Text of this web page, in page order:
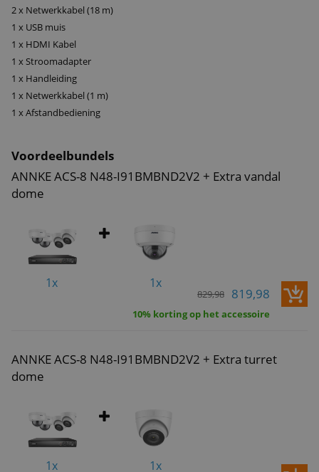
2 x Netwerkkabel (18 m)
1 x USB muis
1 x HDMI Kabel
1 x Stroomadapter
1 x Handleiding
1 x Netwerkkabel (1 m)
1 x Afstandbediening
Voordeelbundels
ANNKE ACS-8 N48-I91BMBND2V2 + Extra vandal
dome
1x 1x
819,98
829,98
10% korting op het accessoire
ANNKE ACS-8 N48-I91BMBND2V2 + Extra turret
dome
1x 1x